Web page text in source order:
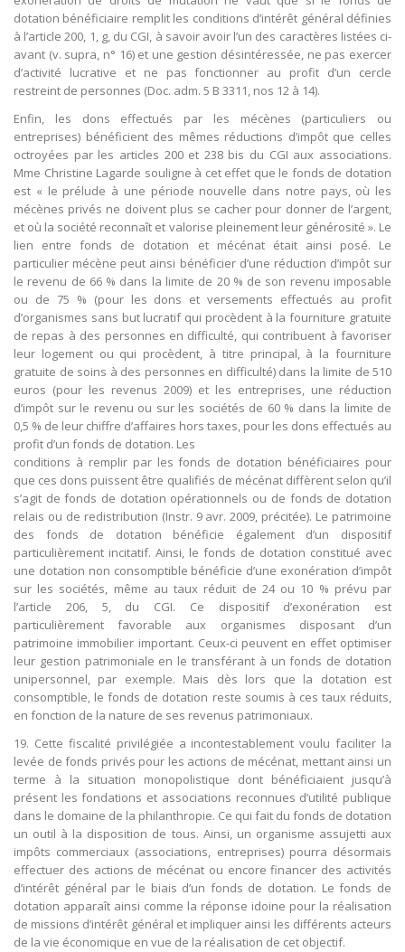
dotation bénéficiaire remplit les conditions d’intérêt général définies
à l’article 200, 1, g, du CGI, à savoir avoir l’un des caractères listées ci-
avant (v. supra, n° 16) et une gestion désintéressée, ne pas exercer
d’activité lucrative et ne pas fonctionner au profit d’un cercle
restreint de personnes (Doc. adm. 5 B 3311, nos 12 à 14).
Enfin, les dons effectués par les mécènes (particuliers ou
entreprises) bénéficient des mêmes réductions d’impôt que celles
octroyées par les articles 200 et 238 bis du CGI aux associations.
Mme Christine Lagarde souligne à cet effet que le fonds de dotation
est « le prélude à une période nouvelle dans notre pays, où les
mécènes privés ne doivent plus se cacher pour donner de l’argent,
et où la société reconnaît et valorise pleinement leur générosité ». Le
lien entre fonds de dotation et mécénat était ainsi posé. Le
particulier mécène peut ainsi bénéficier d’une réduction d’impôt sur
le revenu de 66 % dans la limite de 20 % de son revenu imposable
ou de 75 % (pour les dons et versements effectués au profit
d’organismes sans but lucratif qui procèdent à la fourniture gratuite
de repas à des personnes en difficulté, qui contribuent à favoriser
leur logement ou qui procèdent, à titre principal, à la fourniture
gratuite de soins à des personnes en difficulté) dans la limite de 510
euros (pour les revenus 2009) et les entreprises, une réduction
d’impôt sur le revenu ou sur les sociétés de 60 % dans la limite de
0,5 % de leur chiffre d’affaires hors taxes, pour les dons effectués au
profit d’un fonds de dotation. Les
conditions à remplir par les fonds de dotation bénéficiaires pour
que ces dons puissent être qualifiés de mécénat diffèrent selon qu’il
s’agit de fonds de dotation opérationnels ou de fonds de dotation
relais ou de redistribution (Instr. 9 avr. 2009, précitée). Le patrimoine
des fonds de dotation bénéficie également d’un dispositif
particulièrement incitatif. Ainsi, le fonds de dotation constitué avec
une dotation non consomptible bénéficie d’une exonération d’impôt
sur les sociétés, même au taux réduit de 24 ou 10 % prévu par
l’article 206, 5, du CGI. Ce dispositif d’exonération est
particulièrement favorable aux organismes disposant d’un
patrimoine immobilier important. Ceux-ci peuvent en effet optimiser
leur gestion patrimoniale en le transférant à un fonds de dotation
unipersonnel, par exemple. Mais dès lors que la dotation est
consomptible, le fonds de dotation reste soumis à ces taux réduits,
en fonction de la nature de ses revenus patrimoniaux.
19. Cette fiscalité privilégiée a incontestablement voulu faciliter la
levée de fonds privés pour les actions de mécénat, mettant ainsi un
terme à la situation monopolistique dont bénéficiaient jusqu’à
présent les fondations et associations reconnues d’utilité publique
dans le domaine de la philanthropie. Ce qui fait du fonds de dotation
un outil à la disposition de tous. Ainsi, un organisme assujetti aux
impôts commerciaux (associations, entreprises) pourra désormais
effectuer des actions de mécénat ou encore financer des activités
d’intérêt général par le biais d’un fonds de dotation. Le fonds de
dotation apparaît ainsi comme la réponse idoine pour la réalisation
de missions d’intérêt général et impliquer ainsi les différents acteurs
de la vie économique en vue de la réalisation de cet objectif.